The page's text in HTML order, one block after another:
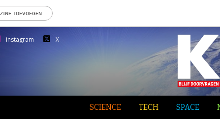
TOEVOEGEN
instagram X
SCIENCE TECH SPACE